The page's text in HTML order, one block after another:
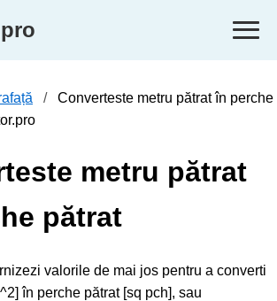
Converteste metru pătrat în perche
metru pătrat
pătrat
valorile de mai jos pentru a converti
în perche pătrat [sq pch], sau